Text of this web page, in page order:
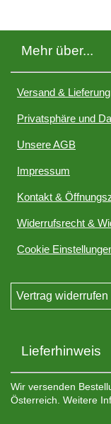
Mehr über...
Versand &
Privatsphäre und
Unsere AGB
Impressum
Kontakt &
Widerrufsrecht &
Cookie
Vertrag widerrufen
Lieferhinweis
Wir versenden
Österreich. Weitere